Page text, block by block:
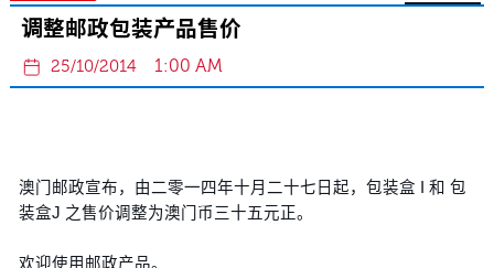
调整邮政包装产品售价
25/10/2014 1:00 AM
澳门邮政宣布，由二零一四年十月二十七日起，包装盒 I 和 包
装盒J 之售价调整为澳门币三十五元正。
欢迎使用邮政产品。